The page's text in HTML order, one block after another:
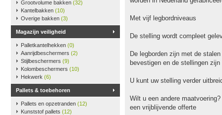
Grootvolume bakken (32)
Kantelbakken (10)
Overige bakken (3)
Magazijn veiligheid
Palletkantelhekken (0)
Aanrijdbeschermers (2)
Stijlbeschermers (9)
Kolombeschermers (10)
Hekwerk (6)
Pallets & toebehoren
Pallets en opzetranden (12)
Kunststof pallets (12)
Met vijf legbordniveaus
De stelling wordt compleet
De legborden zijn met de
bevestigen en de stellingen
U kunt uw stelling verder
Wilt u een andere
een vrijblijvende offerte